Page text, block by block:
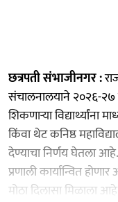
छत्रपती संभाजीनगर :
संचालनालयाने २०२६-२७
शिकणाऱ्या विद्यार्थ्यांना
किंवा थेट कनिष्ठ
देण्याचा निर्णय घेतला
प्रणाली कार्यान्वित
मोठा दिलासा मिळाला आहे.